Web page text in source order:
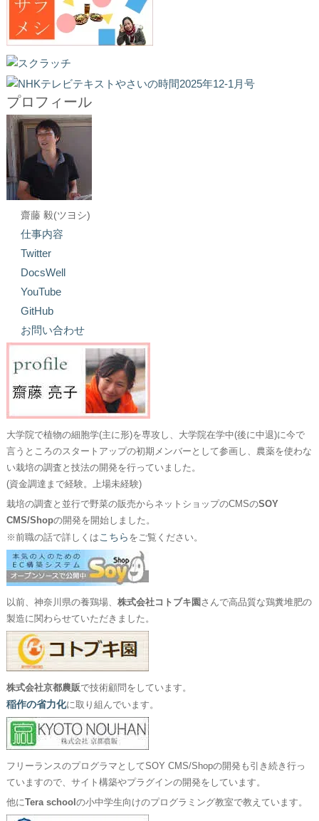
プロフィール
齋藤 毅(ツヨシ)
仕事内容
Twitter
DocsWell
YouTube
GitHub
お問い合わせ
大学院で植物の細胞学(主に形)を専攻し、大学院在学中(後に中退)に今で
言うところのスタートアップの初期メンバーとして参画し、農薬を使わな
い栽培の調査と技法の開発を行っていました。
(資金調達まで経験。上場未経験)
栽培の調査と並行で野菜の販売からネットショップのCMSのSOY
CMS/Shopの開発を開始しました。
※前職の話で詳しくは こちら をご覧ください。
以前、神奈川県の養鶏場、 株式会社コトブキ園 さんで高品質な鶏糞堆肥の
製造に関わらせていただきました。
株式会社京都農販で技術顧問をしています。
稲作の省力化に取り組んでいます。
フリーランスのプログラマとしてSOY CMS/Shopの開発も引き続き行っ
ていますので、サイト構築やプラグインの開発をしています。
他にTera school の小中学生向けのプログラミング教室で教えています。